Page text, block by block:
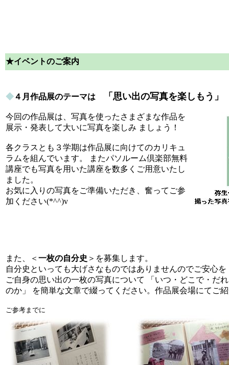
★イベントのご案内
◆４月作品展のテーマは 「思い出の写真を楽しもう」
今回の作品展は、写真を使ったさまざまな作品を
展示・発表して大いに写真を楽しみ ましょう！
各クラスとも３学期は作品展に向けてのカリキュ
ラムを組んでいます。 またパソルーム倶楽部無料
講座でも写真を用いた講座を数多くご用意いたし
ました。
お気に入りの写真をご準備いただき、奮ってご参
加ください(*^^)v
また、＜ 一枚の自分史 ＞を募集します。
自分史といっても大げさなものではありませんのでご安心を
ご自身の思い出の一枚の写真について 「いつ・どこで・だ
のか」 を簡単な文章で綴ってください。作品展会場にてご
ご参考までに